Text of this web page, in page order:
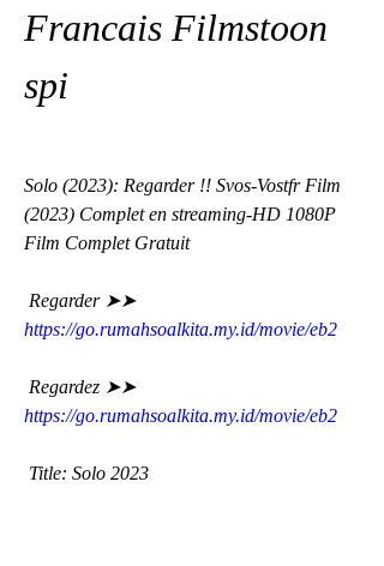
Francais Filmstoon
spi
Solo (2023): Regarder !! Svos-Vostfr Film
(2023) Complet en streaming-HD 1080P
Film Complet Gratuit
Regarder ➤➤
https://go.rumahsoalkita.my.id/movie/eb2
Regardez ➤➤
https://go.rumahsoalkita.my.id/movie/eb2
Title: Solo 2023